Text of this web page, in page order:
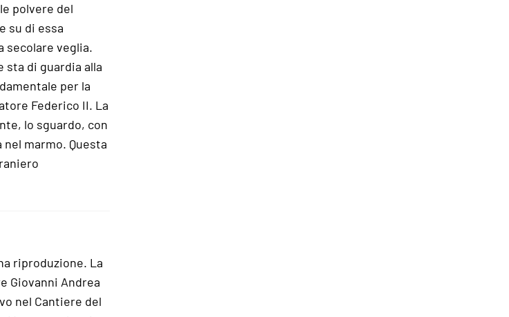
polvere del
su di essa
secolare veglia.
sta di guardia alla
per la
Federico II. La
lo sguardo, con
marmo. Questa
riproduzione. La
Giovanni Andrea
nel Cantiere del